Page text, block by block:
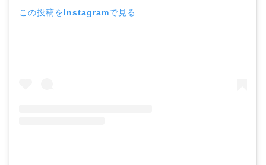
この投稿をInstagramで見る